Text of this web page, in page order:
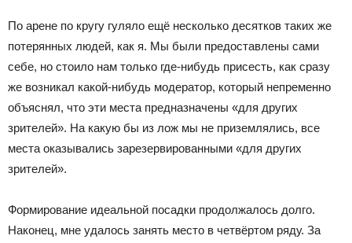
По арене по кругу гуляло ещё несколько десятков таких же
потерянных людей, как я. Мы были предоставлены сами
себе, но стоило нам только где-нибудь присесть, как сразу
же возникал какой-нибудь модератор, который непременно
объяснял, что эти места предназначены «для других
зрителей». На какую бы из лож мы не приземлялись, все
места оказывались зарезервированными «для других
зрителей».
Формирование идеальной посадки продолжалось долго.
Наконец, мне удалось занять место в четвёртом ряду. За